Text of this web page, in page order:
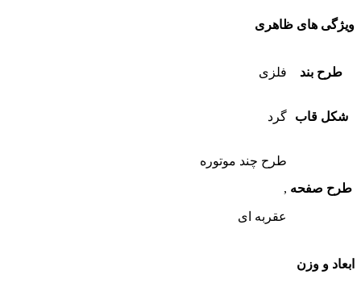
ویژگی های ظاهری
طرح بند فلزی
شکل قاب گرد
طرح صفحه
طرح چند موتوره
,
عقربه ای
ابعاد و وزن